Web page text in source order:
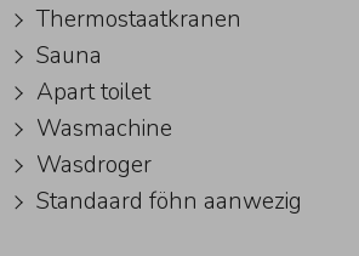
Thermostaatkranen
Sauna
Apart toilet
Wasmachine
Wasdroger
Standaard föhn aanwezig